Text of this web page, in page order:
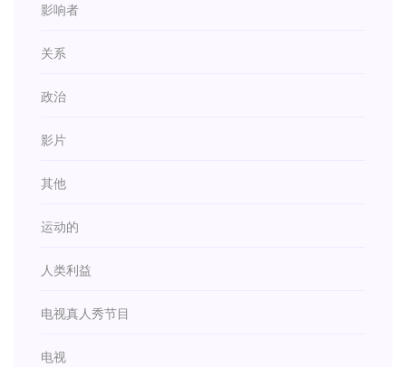
影响者
关系
政治
影片
其他
运动的
人类利益
电视真人秀节目
电视